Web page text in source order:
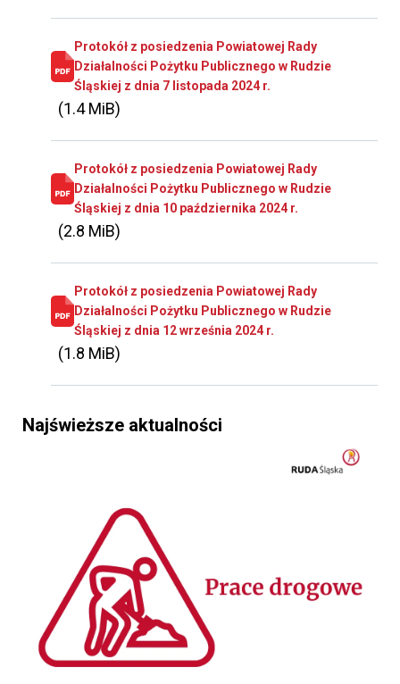
Protokół z posiedzenia Powiatowej Rady
Działalności Pożytku Publicznego w Rudzie
Śląskiej z dnia 7 listopada 2024 r.
(1.4 MiB)
Protokół z posiedzenia Powiatowej Rady
Działalności Pożytku Publicznego w Rudzie
Śląskiej z dnia 10 października 2024 r.
(2.8 MiB)
Protokół z posiedzenia Powiatowej Rady
Działalności Pożytku Publicznego w Rudzie
Śląskiej z dnia 12 września 2024 r.
(1.8 MiB)
Najświeższe aktualności